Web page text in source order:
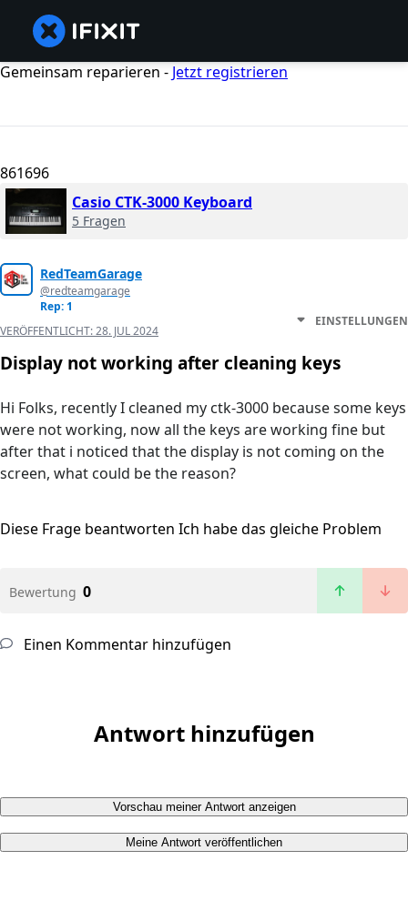
Gemeinsam reparieren - Jetzt registrieren
861696
Casio CTK-3000 Keyboard
5 Fragen
RedTeamGarage
@redteamgarage
Rep: 1
VERÖFFENTLICHT:28. JUL 2024
EINSTELLUNGEN
Display not working after cleaning keys
Hi Folks, recently I cleaned my ctk-3000 because some keys
were not working, now all the keys are working fine but
after that i noticed that the display is not coming on the
screen, what could be the reason?
Diese Frage beantworten Ich habe das gleiche Problem
Bewertung 0
Einen Kommentar hinzufügen
Antwort hinzufügen
Vorschau meiner Antwort anzeigen
Meine Antwort veröffentlichen